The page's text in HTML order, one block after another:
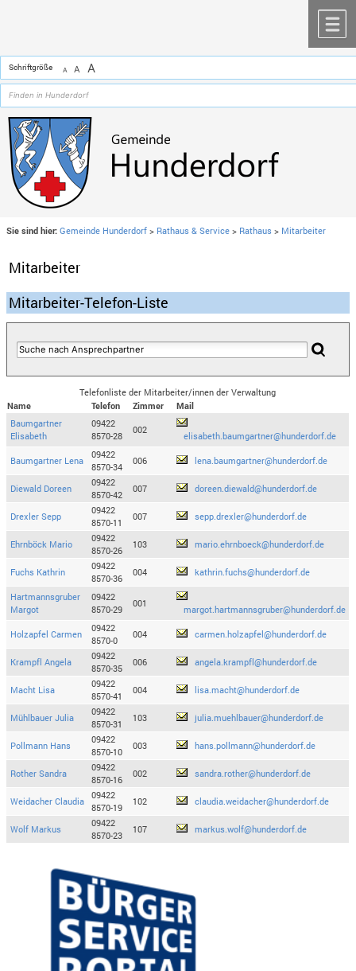
Schriftgröße A A A
Sie sind hier: Gemeinde Hunderdorf > Rathaus & Service > Rathaus > Mitarbeiter
Mitarbeiter
Mitarbeiter-Telefon-Liste
Telefonliste der Mitarbeiter/innen der Verwaltung
Name
Telefon Zimmer
Mail
Baumgartner
Elisabeth
09422
8570-28
002
elisabeth.baumgartner@hunderdorf.de
Baumgartner Lena
09422
8570-34
006 lena.baumgartner@hunderdorf.de
Diewald Doreen
09422
8570-42
007 doreen.diewald@hunderdorf.de
Drexler Sepp
09422
8570-11
007 sepp.drexler@hunderdorf.de
Ehrnböck Mario
09422
8570-26
103 mario.ehrnboeck@hunderdorf.de
Fuchs Kathrin
09422
8570-36
004 kathrin.fuchs@hunderdorf.de
Hartmannsgruber
Margot
09422
8570-29
001
margot.hartmannsgruber@hunderdorf.de
Holzapfel Carmen
09422
8570-0
004 carmen.holzapfel@hunderdorf.de
Krampfl Angela
09422
8570-35
006 angela.krampfl@hunderdorf.de
Macht Lisa
09422
8570-41
004 lisa.macht@hunderdorf.de
Mühlbauer Julia
09422
8570-31
103 julia.muehlbauer@hunderdorf.de
Pollmann Hans
09422
8570-10
003 hans.pollmann@hunderdorf.de
Rother Sandra
09422
8570-16
002 sandra.rother@hunderdorf.de
Weidacher Claudia
09422
8570-19
102 claudia.weidacher@hunderdorf.de
Wolf Markus
09422
8570-23
107 markus.wolf@hunderdorf.de